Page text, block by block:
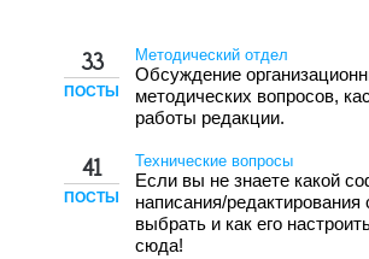
33
ПОСТЫ
Методический отдел
Обсуждение
методических вопросов,
работы редакции.
41
ПОСТЫ
Технические вопросы
Если вы не знаете какой
написания/редактирования
выбрать и как его
сюда!